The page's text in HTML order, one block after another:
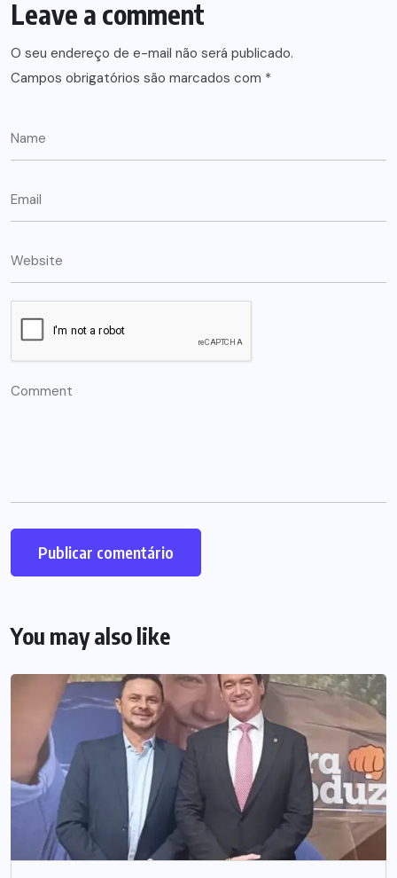
Leave a comment
O seu endereço de e-mail não será publicado.
Campos obrigatórios são marcados com *
You may also like